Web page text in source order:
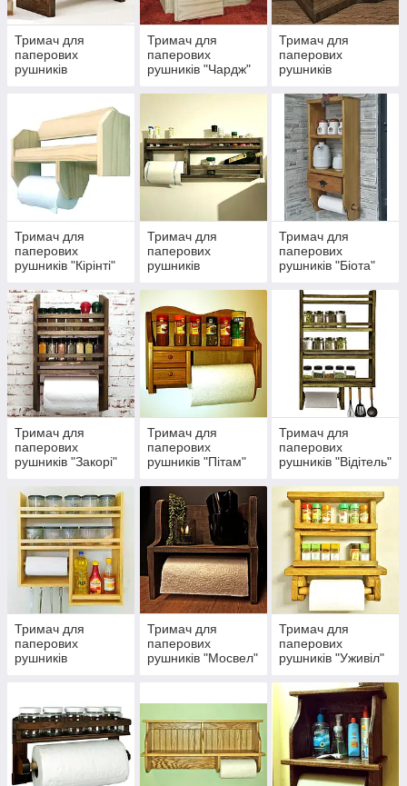
Тримач для
паперових
рушників
Тримач для
паперових
рушників "Чардж"
Тримач для
паперових
рушників
Тримач для
паперових
рушників "Кірінті"
Тримач для
паперових
рушників
Тримач для
паперових
рушників "Біота"
Тримач для
паперових
рушників "Закорі"
Тримач для
паперових
рушників "Пітам"
Тримач для
паперових
рушників "Відітель"
Тримач для
паперових
рушників
Тримач для
паперових
рушників "Мосвел"
Тримач для
паперових
рушників "Уживіл"